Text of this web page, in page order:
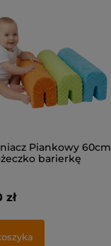
Piankowy 60cm
barierkę
zł